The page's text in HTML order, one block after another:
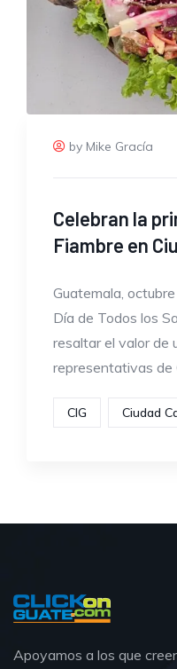
by Mike Gracía
Celebran la
Fiambre en
Guatemala,
Día de Todos los
resaltar el valor de
representativas de
CIG Ciudad
Apoyamos a los que